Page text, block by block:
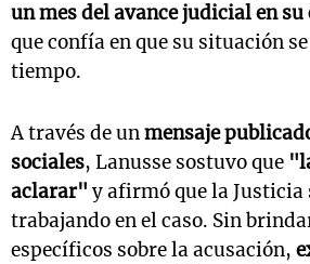
un mes del avance judicial en
que confía en que su situación
tiempo.
A través de unmensaje
sociales, Lanusse sostuvo que
aclarar" y afirmó que la Justicia
trabajando en el caso. Sin
específicos sobre la acusación,